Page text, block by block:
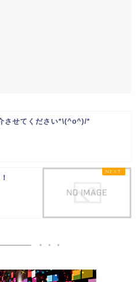
させてください*\(^o^)/*